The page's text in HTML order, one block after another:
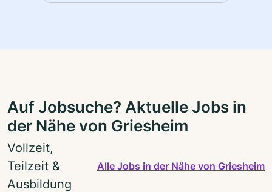
Auf Jobsuche? Aktuelle Jobs in
der Nähe von Griesheim
Vollzeit,
Teilzeit &
Ausbildung
Alle Jobs in der Nähe von Griesheim